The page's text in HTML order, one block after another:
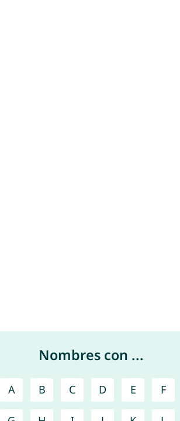
Nombres con ...
A B C D E F